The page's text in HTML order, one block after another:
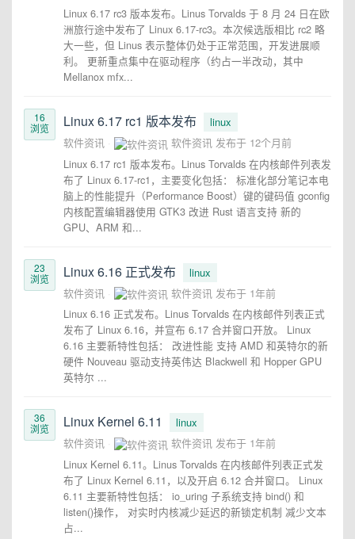
Linux 6.17 rc3 版本发布。Linus Torvalds 于 8 月 24 日在欧
洲旅行途中发布了 Linux 6.17-rc3。本次候选版相比 rc2 略
大一些，但 Linus 表示整体仍处于正常范围，开发进展顺
利。 更新重点集中在驱动程序（约占一半改动，其中
Mellanox mfx...
16
浏览
Linux 6.17 rc1 版本发布
linux
软件资讯
软件资讯 发布于 12个月前
Linux 6.17 rc1 版本发布。Linus Torvalds 在内核邮件列表发
布了 Linux 6.17-rc1，主要变化包括： 标准化部分笔记本电
脑上的性能提升（Performance Boost）键的键码值 gconfig
内核配置编辑器使用 GTK3 改进 Rust 语言支持 新的
GPU、ARM 和...
23
浏览
Linux 6.16 正式发布
linux
软件资讯
软件资讯 发布于 1年前
Linux 6.16 正式发布。Linus Torvalds 在内核邮件列表正式
发布了 Linux 6.16，并宣布 6.17 合并窗口开放。 Linux
6.16 主要新特性包括： 改进性能 支持 AMD 和英特尔的新
硬件 Nouveau 驱动支持英伟达 Blackwell 和 Hopper GPU
英特尔 ...
36
浏览
Linux Kernel 6.11
linux
软件资讯
软件资讯 发布于 1年前
Linux Kernel 6.11。Linus Torvalds 在内核邮件列表正式发
布了 Linux Kernel 6.11，以及开启 6.12 合并窗口。 Linux
6.11 主要新特性包括： io_uring 子系统支持 bind() 和
listen()操作， 对实时内核减少延迟的新锁定机制 减少文本
占...